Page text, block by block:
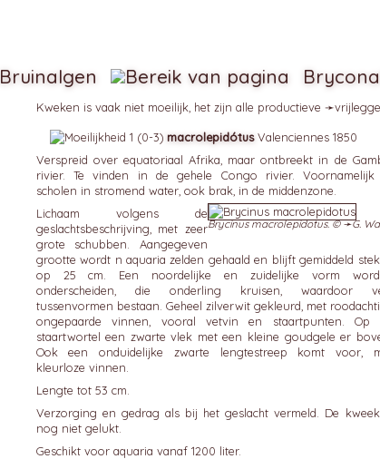
Bruinalgen
Kweken is vaak niet moeilijk, het zijn alle productieve ➛
macrolepidótusValenciennes 1850
Verspreid over equatoriaal Afrika, maar ontbreekt in de
rivier. Te vinden in de gehele Congo rivier.
scholen in stromend water, ook brak, in de middenzone.
Brycinus macrolepidotus. © ➛G.
Lichaam volgens de
geslachtsbeschrijving, met zeer
grote schubben. Aangegeven
grootte wordt n aquaria zelden gehaald en blijft gemiddeld
op 25 cm. Een noordelijke en zuidelijke vorm
onderscheiden, die onderling kruisen, waardoor
tussenvormen bestaan. Geheel zilverwit gekleurd, met
ongepaarde vinnen, vooral vetvin en staartpunten. Op
staartwortel een zwarte vlek met een kleine goudgele er
Ook een onduidelijke zwarte lengtestreep komt voor,
kleurloze vinnen.
Lengte tot 53 cm.
Verzorging en gedrag als bij het geslacht vermeld. De
nog niet gelukt.
Geschikt voor aquaria vanaf 1200 liter.